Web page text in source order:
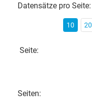
Datensätze pro Seite:
10 20
Seite:
Seiten: